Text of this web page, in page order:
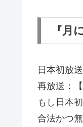
『月
日本初放
再放送：
もし日本
合法かつ